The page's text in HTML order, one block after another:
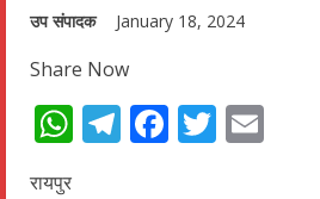
उप संपादक January 18, 2024
Share Now
WhatsApp
Telegram
Facebook
Twitter
रायपुर